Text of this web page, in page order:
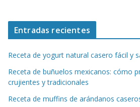
Entradas recientes
Receta de yogurt natural casero fácil y
Receta de buñuelos mexicanos: cómo
crujientes y tradicionales
Receta de muffins de arándanos